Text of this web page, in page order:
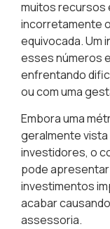
muitos recursos
incorretamente
equivocada. Um
esses números
enfrentando
ou com uma
Embora uma
geralmente
investidores, o
pode apresentar
investimentos
acabar
assessoria.